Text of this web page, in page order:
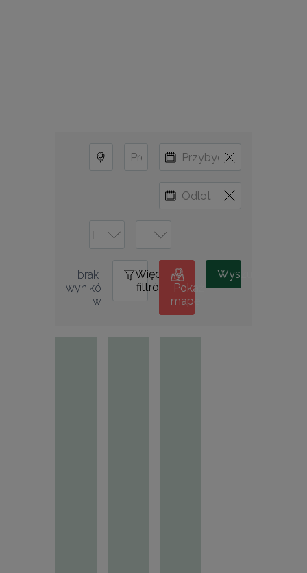
brak
wynikó
w
Więcej
filtrów
0
Pokaż
mapę
Wyszukiwanie